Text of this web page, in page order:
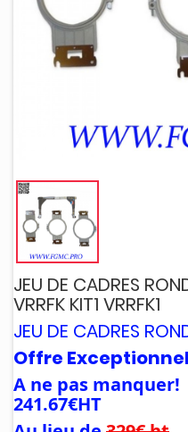
JEU DE CADRES
VRRFK KIT1 VRRFK1
JEU DE CADRES
Offre
A ne pas manquer!
241.67€HT